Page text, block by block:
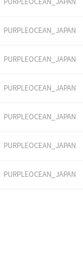
PURPLEOCEAN_JAPAN
PURPLEOCEAN_JAPAN
PURPLEOCEAN_JAPAN
PURPLEOCEAN_JAPAN
PURPLEOCEAN_JAPAN
PURPLEOCEAN_JAPAN